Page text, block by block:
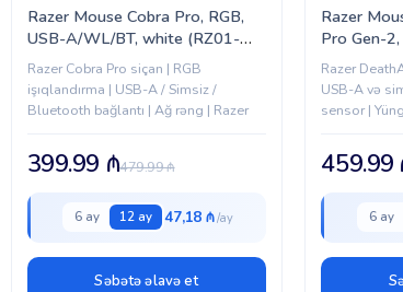
Razer Mouse Cobra Pro, RGB,
USB-A/WL/BT, white (RZ01-
04660200-R3G1)
Razer Cobra Pro siçan | RGB
işıqlandırma | USB-A / Simsiz /
Bluetooth bağlantı | Ağ rəng | Razer
479.99₼
399.99 ₼
6 ay 12 ay 47,18 ₼
Səbətə əlavə et
Razer
Pro Gen-
(RZ01-
Razer
USB-A və
sensor |
459.99
6 ay